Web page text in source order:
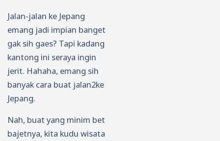
Jalan-jalan ke Jepang
emang jadi impian banget
gak sih gaes? Tapi kadang
kantong ini seraya ingin
jerit. Hahaha, emang sih
banyak cara buat jalan2ke
Jepang.
Nah, buat yang minim bet
bajetnya, kita kudu wisata